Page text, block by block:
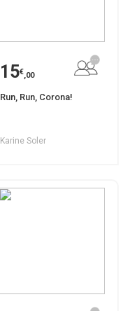
15€,00
Run, Run, Corona!
Karine Soler